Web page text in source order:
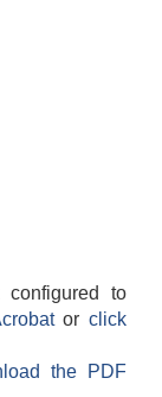
to
orclick
the PDF